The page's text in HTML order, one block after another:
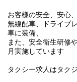
お客様の安全、安心
無線配車、ドライブ
車に装備、
また、安全衛生研修
月実施しています
タクシー求人はタク